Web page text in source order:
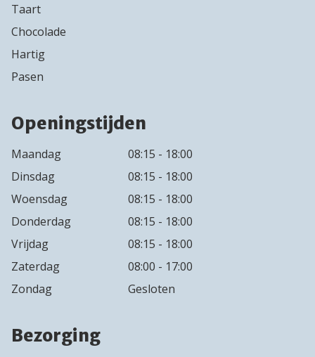
Taart
Chocolade
Hartig
Pasen
Openingstijden
Maandag
08:15 - 18:00
Dinsdag
08:15 - 18:00
Woensdag
08:15 - 18:00
Donderdag
08:15 - 18:00
Vrijdag
08:15 - 18:00
Zaterdag
08:00 - 17:00
Zondag
Gesloten
Bezorging